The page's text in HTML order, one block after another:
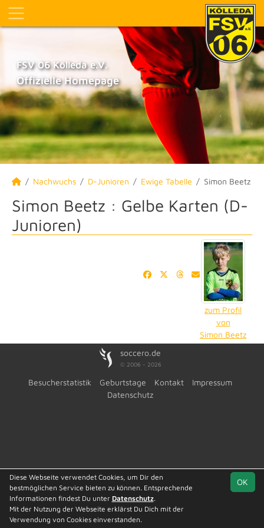
FSV 06 Kölleda e.V.
Offizielle Homepage
Nachwuchs D-Junioren Ewige Tabelle Simon Beetz
Simon Beetz : Gelbe Karten (D-
Junioren)
zum Profil
von
Simon Beetz
soccero.de
© 2006 - 2026
Besucherstatistik Geburtstage Kontakt
Impressum
Datenschutz
OK
Diese Webseite verwendet Cookies, um Dir den
bestmöglichen Service bieten zu können. Entsprechende
Informationen findest Du unter Datenschutz.
Mit der Nutzung der Webseite erklärst Du Dich mit der
Verwendung von Cookies einverstanden.